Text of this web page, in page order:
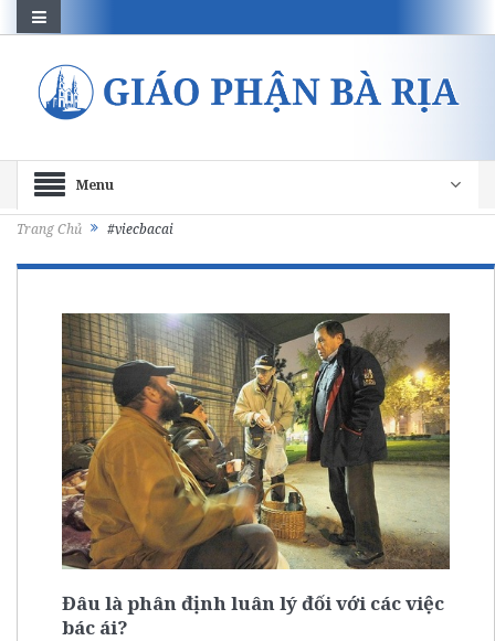
Menu
Trang Chủ #viecbacai
Đâu là phân định luân lý đối với các việc
bác ái?